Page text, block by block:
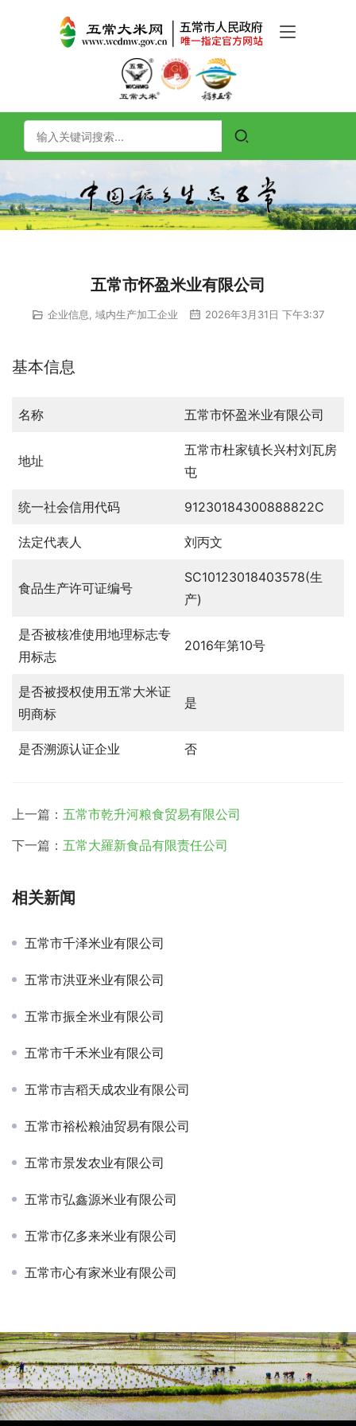
五常市怀盈米业有限公司
企业信息 域内生产加工企业 2026年3月31日 下午3:37
基本信息
名称 五常市怀盈米业有限公司
地址
五常市杜家镇长兴村刘瓦房
屯
统一社会信用代码 91230184300888822C
法定代表人 刘丙文
食品生产许可证编号
SC10123018403578(生
产)
是否被核准使用地理标志专
用标志
2016年第10号
是否被授权使用五常大米证
明商标
是
是否溯源认证企业 否
上一篇： 五常市乾升河粮食贸易有限公司
下一篇： 五常大羅新食品有限责任公司
相关新闻
五常市千泽米业有限公司
五常市洪亚米业有限公司
五常市振全米业有限公司
五常市千禾米业有限公司
五常市吉稻天成农业有限公司
五常市裕松粮油贸易有限公司
五常市景发农业有限公司
五常市弘鑫源米业有限公司
五常市亿多来米业有限公司
五常市心有家米业有限公司